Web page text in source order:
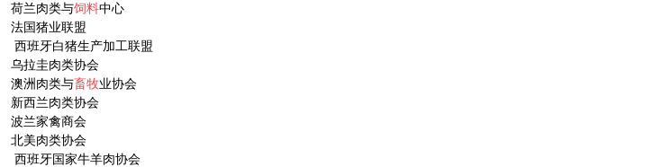
荷兰肉类与饲料中心
法国猪业联盟
西班牙白猪生产加工联盟
乌拉圭肉类协会
澳洲肉类与畜牧业协会
新西兰肉类协会
波兰家禽商会
北美肉类协会
西班牙国家牛羊肉协会